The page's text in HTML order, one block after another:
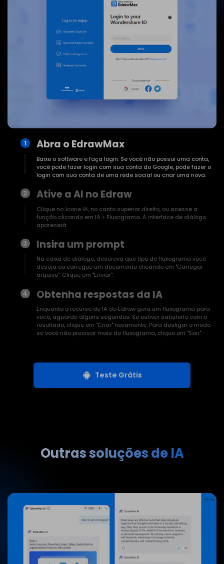
1 Abra o EdrawMax
Baixe o software e faça login. Se você não possui uma conta,
você pode fazer login com sua conta do Google, pode fazer o
login com sua conta de uma rede social ou criar uma nova.
2 Ative a AI no Edraw
Clique no ícone IA, no canto superior direito, ou acesse a
função clicando em IA > Fluxograma. A interface de diálogo
aparecerá.
3 Insira um prompt
Na caixa de diálogo, descreva que tipo de fluxograma você
deseja ou carregue um documento clicando em "Carregar
arquivo". Clique em "Enviar".
4 Obtenha respostas da IA
Enquanto o recurso de IA do Edraw gera um fluxograma para
você, aguarde alguns segundos. Se estiver satisfeito com o
resultado, clique em "Criar" novamente. Para desligar o modo
se você não precisar mais do fluxograma, clique em "Sair".
Teste Grátis
Outras soluções de IA